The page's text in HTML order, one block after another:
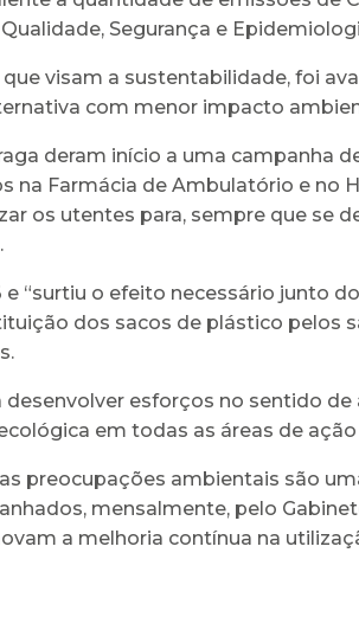
Segurança e
visam a sustentabilidade, foi
com menor impacto
deram início a uma
na Farmácia de Ambulatório e no
os utentes para, sempre que se
“surtiu o efeito necessário junto
dos sacos de plástico pelos
esforços no sentido
em todas as áreas de
preocupações ambientais são
mensalmente, pelo
a melhoria contínua na